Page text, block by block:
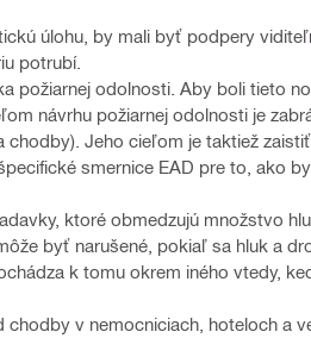
úlohu, by mali byť podpery
potrubí.
požiarnej odolnosti. Aby boli tieto
návrhu požiarnej odolnosti je
Jeho cieľom je taktiež
smernice EAD pre to, ako
ktoré obmedzujú množstvo
byť narušené, pokiaľ sa hluk a
k tomu okrem iného vtedy,
v nemocniciach, hoteloch a